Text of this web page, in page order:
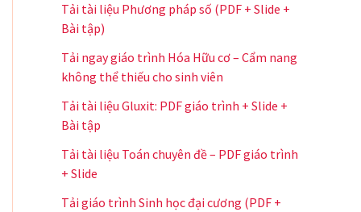
Tải tài liệu Phương pháp số (PDF + Slide +
Bài tập)
Tải ngay giáo trình Hóa Hữu cơ – Cẩm nang
không thể thiếu cho sinh viên
Tải tài liệu Gluxit: PDF giáo trình + Slide +
Bài tập
Tải tài liệu Toán chuyên đề – PDF giáo trình
+ Slide
Tải giáo trình Sinh học đại cương (PDF +